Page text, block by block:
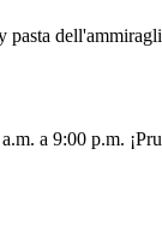
a 9:00 p.m.